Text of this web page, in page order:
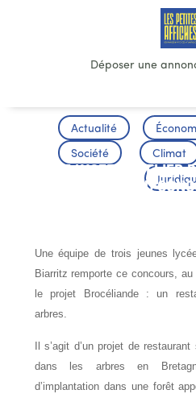
Déposer une
Actualité
Société Climat
LE LYCEE HOTELIER
VAINQUEUR DU
Une équipe de trois jeunes
Biarritz remporte ce concours,
le projet Brocéliande : un
arbres.
Il s’agit d’un projet de
dans les arbres en
d’implantation dans une forêt